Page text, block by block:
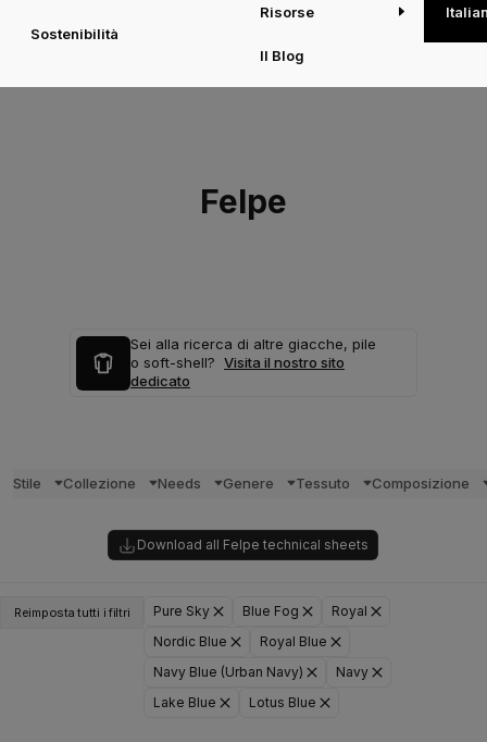
Sostenibilità
Risorse
Il Blog
Felpe
Sei alla ricerca di altre giacche, pile
o soft-shell? Visita il nostro sito
dedicato
Stile Collezione Needs Genere Tessuto Composizione
Download all Felpe technical sheets
Reimposta tutti i filtri Pure Sky Blue Fog
Royal
Nordic Blue
Royal Blue
Navy Blue (Urban Navy)
Navy
Lake Blue
Lotus Blue